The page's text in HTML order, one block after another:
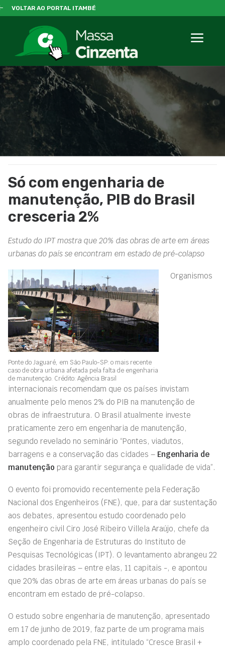
VOLTAR AO PORTAL ITAMBÉ
Só com engenharia de
manutenção, PIB do Brasil
cresceria 2%
Estudo do IPT mostra que 20% das obras de arte em áreas
urbanas do país se encontram em estado de pré-colapso
Ponte do Jaguaré, em São Paulo-SP: o mais recente
caso de obra urbana afetada pela falta de engenharia
de manutenção. Crédito: Agência Brasil
Organismos
internacionais recomendam que os países invistam
anualmente pelo menos 2% do PIB na manutenção de
obras de infraestrutura. O Brasil atualmente investe
praticamente zero em engenharia de manutenção,
segundo revelado no seminário “Pontes, viadutos,
barragens e a conservação das cidades – Engenharia de
manutenção para garantir segurança e qualidade de vida”.
O evento foi promovido recentemente pela Federação
Nacional dos Engenheiros (FNE), que, para dar sustentação
aos debates, apresentou estudo coordenado pelo
engenheiro civil Ciro José Ribeiro Villela Araújo, chefe da
Seção de Engenharia de Estruturas do Instituto de
Pesquisas Tecnológicas (IPT). O levantamento abrangeu 22
cidades brasileiras – entre elas, 11 capitais -, e apontou
que 20% das obras de arte em áreas urbanas do país se
encontram em estado de pré-colapso.
O estudo sobre engenharia de manutenção, apresentado
em 17 de junho de 2019, faz parte de um programa mais
amplo coordenado pela FNE, intitulado “Cresce Brasil +